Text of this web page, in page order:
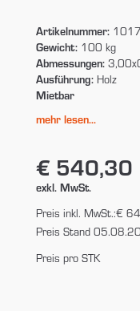
Artikelnummer:
Gewicht:100 kg
Abmessungen:
Ausführung:Holz
Mietbar
mehr lesen...
€ 540,30
exkl. MwSt.
Preis inkl. MwSt.:€
Preis Stand
Preis pro STK